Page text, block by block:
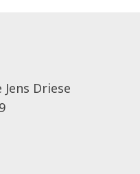
Driese